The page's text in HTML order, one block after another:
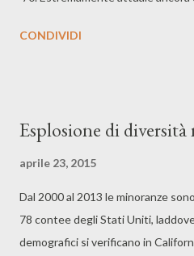
CONDIVIDI
Esplosione di
aprile 23, 2015
Dal 2000 al 2013 le minoranze
78 contee degli Stati Uniti,
demografici si verificano in